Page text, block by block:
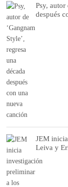
Psy, autor
después
JEM
Leiva y